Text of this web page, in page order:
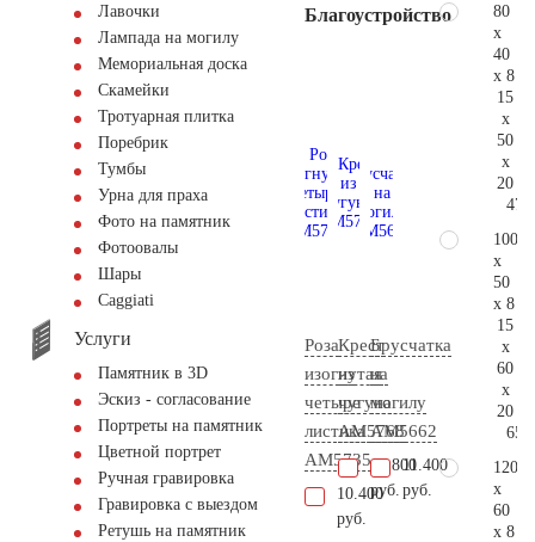
Лавочки
Лампада на могилу
Мемориальная доска
Скамейки
Тротуарная плитка
Поребрик
Тумбы
Урна для праха
Фото на памятник
Фотоовалы
Шары
Сaggiati
Услуги
Памятник в 3D
Эскиз - согласование
Портреты на памятник
Цветной портрет
Ручная гравировка
Гравировка с выездом
Ретушь на памятник
Благоустройство
Роза
изогнутая
четыре
листика
AM5735
10.400
руб.
Крест
из
чугуна
AM5768
45.800
руб.
Брусчатка
на
могилу
AM5662
11.400
руб.
80
x
40
x 8
15
x
50
x
20
100
x
50
x 8
15
x
60
x
20
120
x
60
x 8